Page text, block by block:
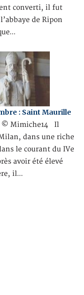
converti, il fut
de Ripon
: Saint Maurille
© Mimiche14 Il
dans une riche
le courant du IVe
avoir été élevé
il…